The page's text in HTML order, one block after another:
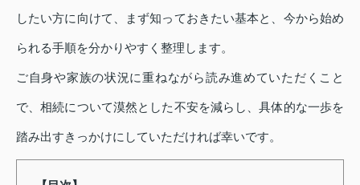
したい方に向けて、まず知っておきたい基本と、今から始め
られる手順を分かりやすく整理します。
ご自身や家族の状況に重ねながら読み進めていただくこと
で、相続について漠然とした不安を減らし、具体的な一歩を
踏み出すきっかけにしていただければ幸いです。